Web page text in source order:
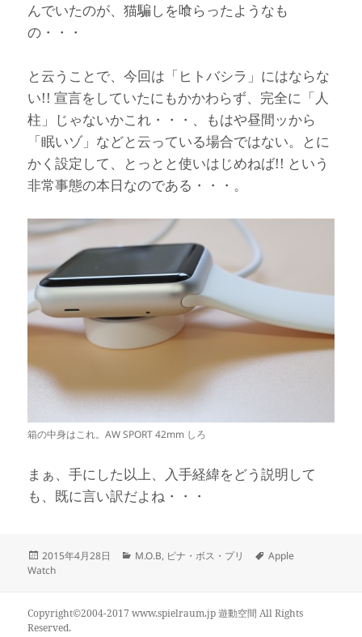
んでいたのが、猫騙しを喰らったようなも
の・・・
と云うことで、今回は「ヒトバシラ」にはならな
い!! 宣言をしていたにもかかわらず、完全に「人
柱」じゃないかこれ・・・、もはや昼間ッから
「眠いゾ」などと云っている場合ではない。とに
かく設定して、とっとと使いはじめねば!! という
非常事態の本日なのである・・・。
箱の中身はこれ。AW SPORT 42mm しろ
まぁ、手にした以上、入手経緯をどう説明して
も、既に言い訳だよね・・・
投
稿
2015年4月28日
カ
ー
M.O.B, ピナ・ボス・プリ
タ
Apple
Watch
Copyright©2004-2017 www.spielraum.jp 遊動空間 All Rights
Reserved.